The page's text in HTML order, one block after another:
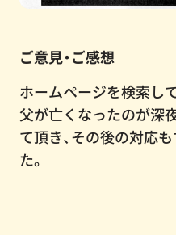
ご意見・ご感想
ホームページを検索し
父が亡くなったのが深
て頂き、その後の対応
た。